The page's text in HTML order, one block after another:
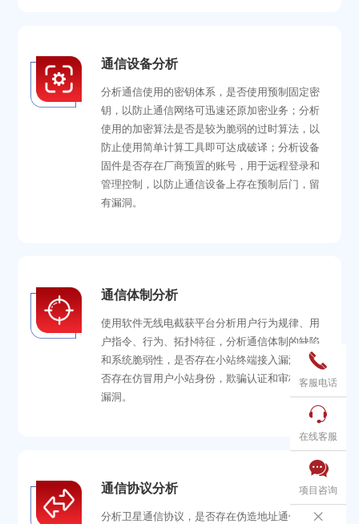
通信设备分析
分析通信使用的密钥体系，是否使用预制固定密
钥，以防止通信网络可迅速还原加密业务；分析
使用的加密算法是否是较为脆弱的过时算法，以
防止使用简单计算工具即可达成破译；分析设备
固件是否存在厂商预置的账号，用于远程登录和
管理控制，以防止通信设备上存在预制后门，留
有漏洞。
通信体制分析
使用软件无线电截获平台分析用户行为规律、用
户指令、行为、拓扑特征，分析通信体制的缺陷
和系统脆弱性，是否存在小站终端接入漏洞，是
否存在仿冒用户小站身份，欺骗认证和审核机制
漏洞。
通信协议分析
分析卫星通信协议，是否存在伪造地址通信漏

客服电话

在线客服

项目咨询
